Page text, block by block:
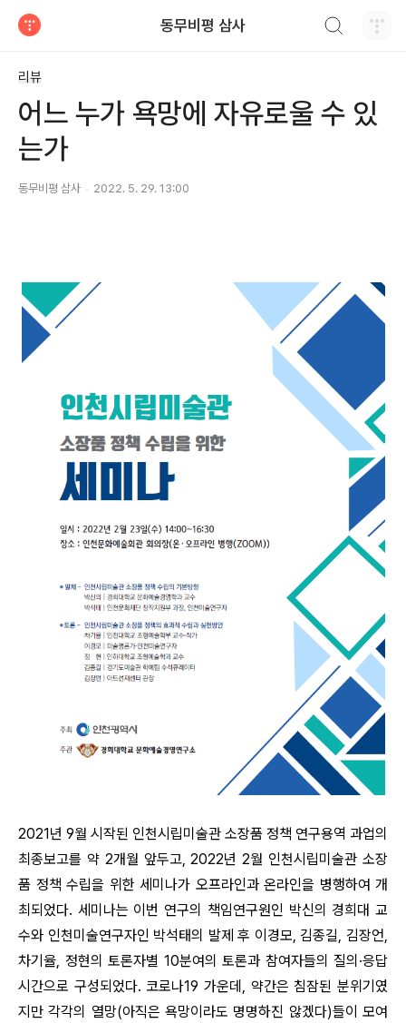
동무비평 삼사
리뷰
어느 누가 욕망에 자유로울 수 있
는가
동무비평 삼사 2022. 5. 29. 13:00
2021년 9월 시작된 인천시립미술관 소장품 정책 연구용역 과업의
최종보고를 약 2개월 앞두고, 2022년 2월 인천시립미술관 소장
품 정책 수립을 위한 세미나가 오프라인과 온라인을 병행하여 개
최되었다. 세미나는 이번 연구의 책임연구원인 박신의 경희대 교
수와 인천미술연구자인 박석태의 발제 후 이경모, 김종길, 김장언,
차기율, 정현의 토론자별 10분여의 토론과 참여자들의 질의 ·응답
시간으로 구성되었다. 코로나19 가운데, 약간은 침잠된 분위기였
지만 각각의 열망(아직은 욕망이라도 명명하진 않겠다)들이 모여